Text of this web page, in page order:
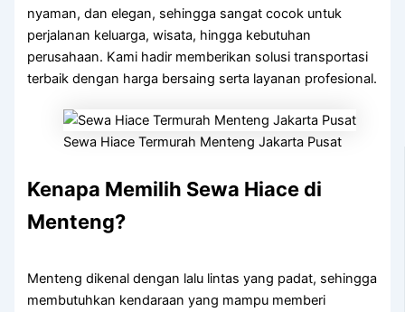
nyaman, dan elegan, sehingga sangat cocok untuk
perjalanan keluarga, wisata, hingga kebutuhan
perusahaan. Kami hadir memberikan solusi transportasi
terbaik dengan harga bersaing serta layanan profesional.
Sewa Hiace Termurah Menteng Jakarta Pusat
Kenapa Memilih Sewa Hiace di
Menteng?
Menteng dikenal dengan lalu lintas yang padat, sehingga
membutuhkan kendaraan yang mampu memberi